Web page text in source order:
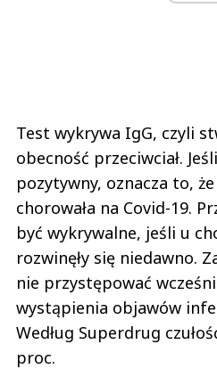
Test wykrywa IgG, czyli
obecność przeciwciał.
pozytywny, oznacza to,
chorowała na Covid-19.
być wykrywalne, jeśli u
rozwinęły się niedawno.
nie przystępować
wystąpienia objawów
Według Superdrug
proc.